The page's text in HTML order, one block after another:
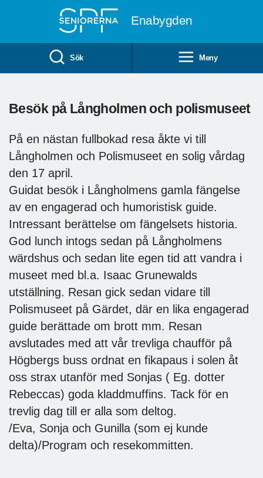
Enabygden
Sök Meny
Besök på Långholmen och polismuseet
På en nästan fullbokad resa åkte vi till
Långholmen och Polismuseet en solig vårdag
den 17 april.
Guidat besök i Långholmens gamla fängelse
av en engagerad och humoristisk guide.
Intressant berättelse om fängelsets historia.
God lunch intogs sedan på Långholmens
wärdshus och sedan lite egen tid att vandra i
museet med bl.a. Isaac Grunewalds
utställning. Resan gick sedan vidare till
Polismuseet på Gärdet, där en lika engagerad
guide berättade om brott mm. Resan
avslutades med att vår trevliga chaufför på
Högbergs buss ordnat en fikapaus i solen åt
oss strax utanför med Sonjas ( Eg. dotter
Rebeccas) goda kladdmuffins. Tack för en
trevlig dag till er alla som deltog.
/Eva, Sonja och Gunilla (som ej kunde
delta)/Program och resekommitten.